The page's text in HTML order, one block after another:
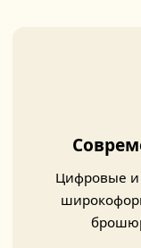
Цифровые